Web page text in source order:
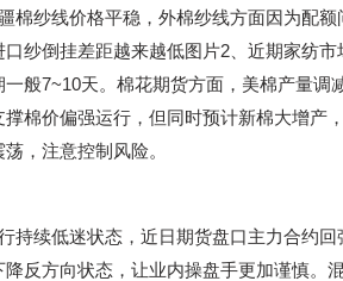
纱线价格平稳，外棉纱线方面因为配额
纱倒挂差距越来越低图片2、近期家纺
般7~10天。棉花期货方面，美棉产量
棉价偏强运行，但同时预计新棉大增产
，注意控制风险。
续低迷状态，近日期货盘口主力合约回
反方向状态，让业内操盘手更加谨慎。